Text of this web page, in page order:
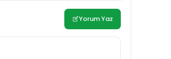
Yorum Yaz